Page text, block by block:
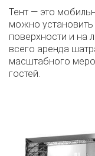
Тент — это
можно
поверхности и на
всего аренда
масштабного
гостей.